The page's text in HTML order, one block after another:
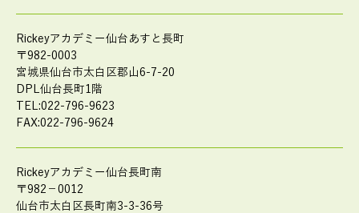
Rickeyアカデミー仙台あすと長町
〒982-0003
宮城県仙台市太白区郡山6-7-20
DPL仙台長町1階
TEL:022-796-9623
FAX:022-796-9624
Rickeyアカデミー仙台長町南
〒982－0012
仙台市太白区長町南3-3-36号